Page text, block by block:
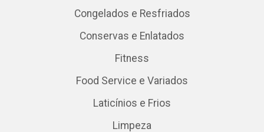
Congelados e Resfriados
Conservas e Enlatados
Fitness
Food Service e Variados
Laticínios e Frios
Limpeza